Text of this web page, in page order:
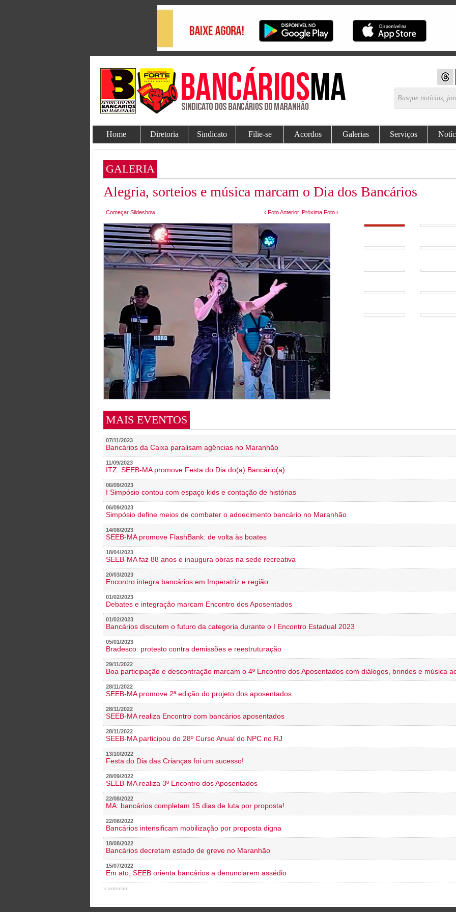
Home Diretoria Sindicato Filie-se Acordos Galerias Serviços
GALERIA
Alegria, sorteios e música marcam o Dia dos Bancários
Começar Slideshow ‹ Foto Anterior Próxima Foto ›
MAIS EVENTOS
07/11/2023
Bancários da Caixa paralisam agências no Maranhão
11/09/2023
ITZ: SEEB-MA promove Festa do Dia do(a) Bancário(a)
06/09/2023
I Simpósio contou com espaço kids e contação de histórias
06/09/2023
Simpósio define meios de combater o adoecimento bancário no Maranhão
14/08/2023
SEEB-MA promove FlashBank: de volta às boates
18/04/2023
SEEB-MA faz 88 anos e inaugura obras na sede recreativa
20/03/2023
Encontro integra bancários em Imperatriz e região
01/02/2023
Debates e integração marcam Encontro dos Aposentados
01/02/2023
Bancários discutem o futuro da categoria durante o I Encontro Estadual 2023
05/01/2023
Bradesco: protesto contra demissões e reestruturação
29/11/2022
Boa participação e descontração marcam o 4º Encontro dos Aposentados com diálogos, brindes e música
28/11/2022
SEEB-MA promove 2ª edição do projeto dos aposentados
28/11/2022
SEEB-MA realiza Encontro com bancários aposentados
28/11/2022
SEEB-MA participou do 28º Curso Anual do NPC no RJ
13/10/2022
Festa do Dia das Crianças foi um sucesso!
28/09/2022
SEEB-MA realiza 3º Encontro dos Aposentados
22/08/2022
MA: bancários completam 15 dias de luta por proposta!
22/08/2022
Bancários intensificam mobilização por proposta digna
18/08/2022
Bancários decretam estado de greve no Maranhão
15/07/2022
Em ato, SEEB orienta bancários a denunciarem assédio
« anterior